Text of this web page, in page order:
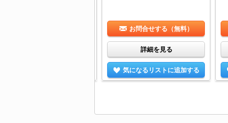
お問合せする（無料）
詳細を見る
気になるリストに追加する